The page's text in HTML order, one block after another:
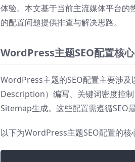
体验。本文基于当前主流媒体平台
的配置问题提供排查与解决思路。
WordPress主题SEO配置核
WordPress主题的SEO配置主要涉
Description）编写、关键词密度控
Sitemap生成。这些配置需遵循SEO
以下为WordPress主题SEO配置的核